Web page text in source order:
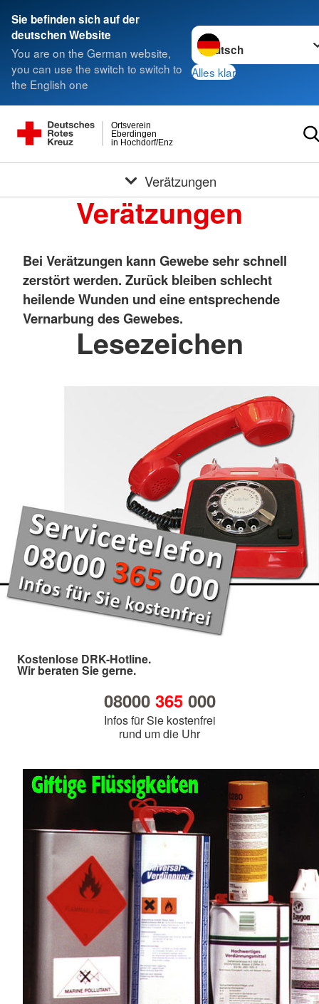
Sie befinden sich auf der
deutschen Website
You are on the German website,
you can use the switch to switch to
the English one
Sprache wechseln zu
Alles klar
in Hochdorf/Enz
Eberdingen
Ortsverein
Verätzungen
Verätzungen
Bei Verätzungen kann Gewebe sehr schnell
zerstört werden. Zurück bleiben schlecht
heilende Wunden und eine entsprechende
Vernarbung des Gewebes.
Lesezeichen
Kostenlose DRK-Hotline.
Wir beraten Sie gerne.
08000 365000
Infos für Sie kostenfrei
rund um die Uhr